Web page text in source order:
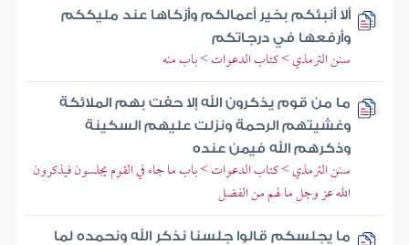
ألا أنبئكم بخير أعمالكم وأزكاها عند مليككم
وأرفعها في درجاتكم
سنن الترمذي > كتاب الدعوات > باب منه
ما من قوم يذكرون الله إلا حفت بهم الملائكة
وغشيتهم الرحمة ونزلت عليهم السكينة
وذكرهم الله فيمن عنده
سنن الترمذي > كتاب الدعوات > باب ما جاء في القوم يجلسون فيذكرون
الله عز وجل ما لهم من الفضل
ما يجلسكم قالوا جلسنا نذكر الله ونحمده لما